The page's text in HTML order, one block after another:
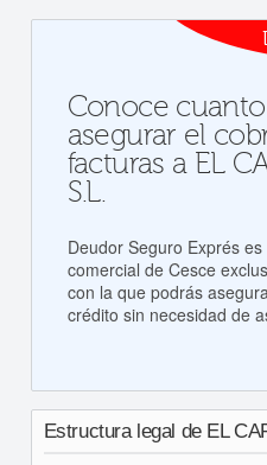
Conoce
asegurar el
facturas a EL
S.L.
Deudor Seguro Exprés
comercial de Cesce
con la que podrás
crédito sin necesidad de
Estructura legal de EL